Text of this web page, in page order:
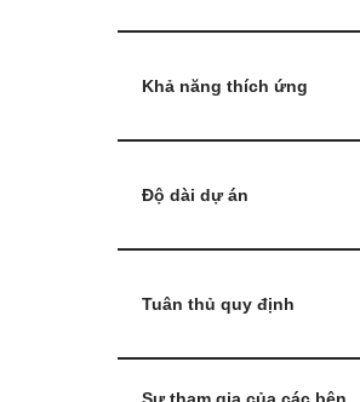
Khả năng thích ứng
Độ dài dự án
Tuân thủ quy định